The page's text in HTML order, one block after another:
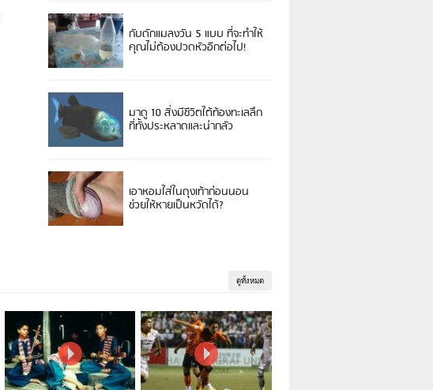
กับดักแมลงวัน 5 แบบ ที่จะทำให้
คุณไม่ต้องปวดหัวอีกต่อไป!
มาดู 10 สิ่งมีชีวิตใต้ท้องทะเลลึก
ที่ทั้งประหลาดและน่ากลัว
เอาหอมใส่ในถุงเท้าก่อนนอน
ช่วยให้หายเป็นหวัดได้?
ดูทั้งหมด